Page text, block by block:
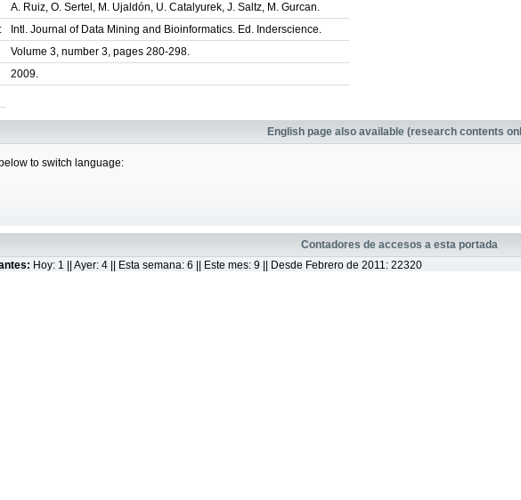
A. Ruiz, O. Sertel, M. Ujaldón, U. Catalyurek, J. Saltz, M. Gurcan.
Intl. Journal of Data Mining and Bioinformatics. Ed. Inderscience.
Volume 3, number 3, pages 280-298.
2009.
English page also available (research contents
to switch language:
Contadores de accesos a esta portada
Hoy: 1 || Ayer: 4 || Esta semana: 6 || Este mes: 9 || Desde Febrero de 2011: 22320